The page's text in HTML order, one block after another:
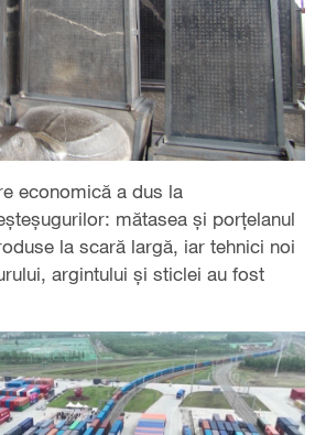
economică a dus la
mătasea și porțelanul
la scară largă, iar tehnici noi
argintului și sticlei au fost